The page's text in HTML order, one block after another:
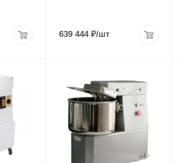
639 444₽/шт